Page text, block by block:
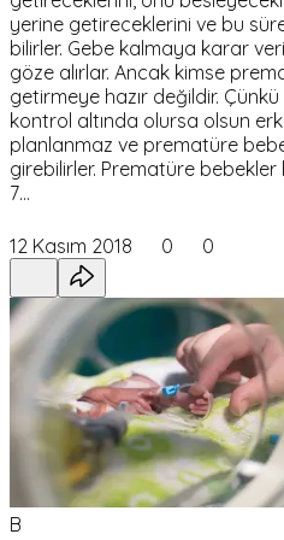
yerine getireceklerini ve bu
bilirler. Gebe kalmaya karar
göze alırlar. Ancak kimse
getirmeye hazır değildir.
kontrol altında olursa olsun
planlanmaz ve prematüre
girebilirler. Prematüre bebekler
7…
12 Kasım 2018 0 0
B